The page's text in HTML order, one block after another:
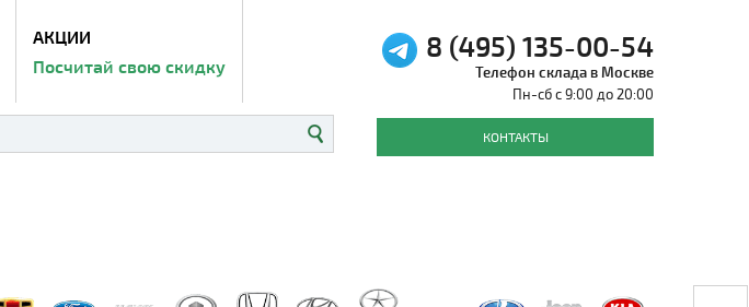
АКЦИИ
Посчитай свою скидку
8 (495) 135-00-54
Телефон склада в Москве
Пн-сб с 9:00 до 20:00
КОНТАКТЫ